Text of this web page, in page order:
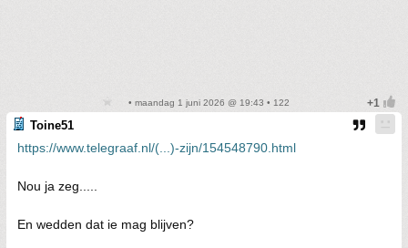
• maandag 1 juni 2026 @ 19:43 • 122
Toine51
https://www.telegraaf.nl/(...)-zijn/154548790.html
Nou ja zeg.....
En wedden dat ie mag blijven?